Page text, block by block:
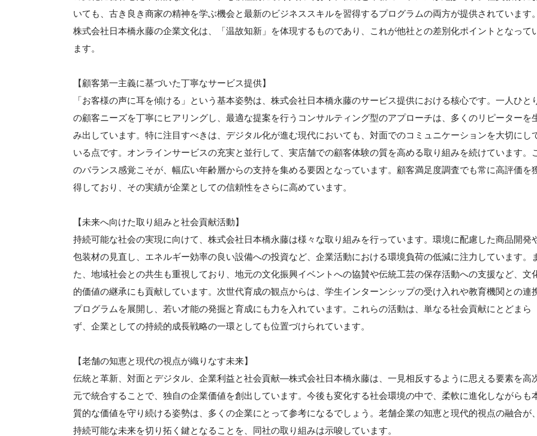
いても、古き良き商家の精神を学ぶ機会と最新のビジネススキルを習得するプログラムの両方が提供されています。
株式会社日本橋永藤の企業文化は、「温故知新」を体現するものであり、これが他社との差別化ポイントとなって
ます。
【顧客第一主義に基づいた丁寧なサービス提供】
「お客様の声に耳を傾ける」という基本姿勢は、株式会社日本橋永藤のサービス提供における核心です。一人ひと
の顧客ニーズを丁寧にヒアリングし、最適な提案を行うコンサルティング型のアプローチは、多くのリピーターを
み出しています。特に注目すべきは、デジタル化が進む現代においても、対面でのコミュニケーションを大切にし
いる点です。オンラインサービスの充実と並行して、実店舗での顧客体験の質を高める取り組みを続けています。
のバランス感覚こそが、幅広い年齢層からの支持を集める要因となっています。顧客満足度調査でも常に高評価を
得しており、その実績が企業としての信頼性をさらに高めています。
【未来へ向けた取り組みと社会貢献活動】
持続可能な社会の実現に向けて、株式会社日本橋永藤は様々な取り組みを行っています。環境に配慮した商品開発
包装材の見直し、エネルギー効率の良い設備への投資など、企業活動における環境負荷の低減に注力しています。
た、地域社会との共生も重視しており、地元の文化振興イベントへの協賛や伝統工芸の保存活動への支援など、文
的価値の継承にも貢献しています。次世代育成の観点からは、学生インターンシップの受け入れや教育機関との連
プログラムを展開し、若い才能の発掘と育成にも力を入れています。これらの活動は、単なる社会貢献にとどまら
ず、企業としての持続的成長戦略の一環としても位置づけられています。
【老舗の知恵と現代の視点が織りなす未来】
伝統と革新、対面とデジタル、企業利益と社会貢献—株式会社日本橋永藤は、一見相反するように思える要素を高
元で統合することで、独自の企業価値を創出しています。今後も変化する社会環境の中で、柔軟に進化しながらも
質的な価値を守り続ける姿勢は、多くの企業にとって参考になるでしょう。老舗企業の知恵と現代的視点の融合が、
持続可能な未来を切り拓く鍵となることを、同社の取り組みは示唆しています。